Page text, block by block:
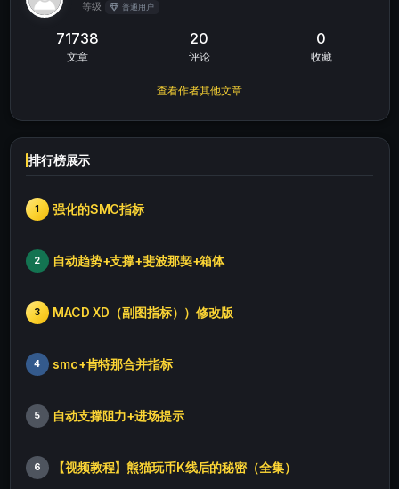
等级 普通用户
71738
文章
20
评论
0
收藏
查看作者其他文章
排行榜展示
1 强化的SMC指标
2 自动趋势+支撑+斐波那契+箱体
3 MACD XD（副图指标））修改版
4 smc+肯特那合并指标
5 自动支撑阻力+进场提示
6 【视频教程】熊猫玩币K线后的秘密（全集）